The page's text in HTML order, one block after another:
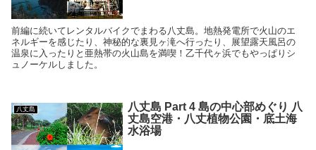
前編に続いてレンタルバイクでまわる八丈島。地熱発電所で火山のエ
ネルギーを感じたり、神秘的な裏見ヶ滝へ行ったり、展望露天風呂の
温泉に入ったりと亜熱帯の火山島を満喫！乙千代ヶ浜でもやっぱりシ
ュノーケルしました。
八丈島
八丈島 Part 4 島の中心部めぐり 八
丈島空港・八丈植物公園・底土海
水浴場